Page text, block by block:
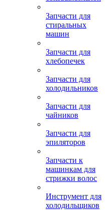
Запчасти для
стиральных
машин
Запчасти для
хлебопечек
Запчасти для
холодильников
Запчасти для
чайников
Запчасти для
эпиляторов
Запчасти к
машинкам для
стрижки волос
Инструмент для
холодильщиков